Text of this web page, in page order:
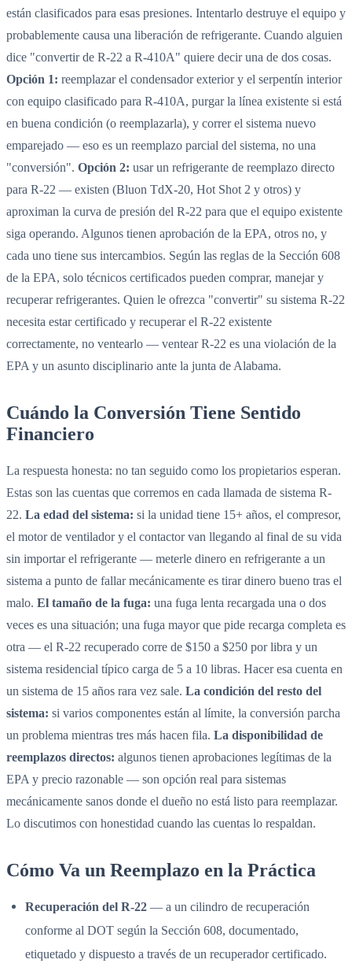
están clasificados para esas presiones. Intentarlo destruye el equipo y
probablemente causa una liberación de refrigerante. Cuando alguien
dice "convertir de R-22 a R-410A" quiere decir una de dos cosas.
Opción 1: reemplazar el condensador exterior y el serpentín interior
con equipo clasificado para R-410A, purgar la línea existente si está
en buena condición (o reemplazarla), y correr el sistema nuevo
emparejado — eso es un reemplazo parcial del sistema, no una
"conversión". Opción 2: usar un refrigerante de reemplazo directo
para R-22 — existen (Bluon TdX-20, Hot Shot 2 y otros) y
aproximan la curva de presión del R-22 para que el equipo existente
siga operando. Algunos tienen aprobación de la EPA, otros no, y
cada uno tiene sus intercambios. Según las reglas de la Sección 608
de la EPA, solo técnicos certificados pueden comprar, manejar y
recuperar refrigerantes. Quien le ofrezca "convertir" su sistema R-22
necesita estar certificado y recuperar el R-22 existente
correctamente, no ventearlo — ventear R-22 es una violación de la
EPA y un asunto disciplinario ante la junta de Alabama.
Cuándo la Conversión Tiene Sentido
Financiero
La respuesta honesta: no tan seguido como los propietarios esperan.
Estas son las cuentas que corremos en cada llamada de sistema R-
22. La edad del sistema: si la unidad tiene 15+ años, el compresor,
el motor de ventilador y el contactor van llegando al final de su vida
sin importar el refrigerante — meterle dinero en refrigerante a un
sistema a punto de fallar mecánicamente es tirar dinero bueno tras el
malo. El tamaño de la fuga: una fuga lenta recargada una o dos
veces es una situación; una fuga mayor que pide recarga completa es
otra — el R-22 recuperado corre de $150 a $250 por libra y un
sistema residencial típico carga de 5 a 10 libras. Hacer esa cuenta en
un sistema de 15 años rara vez sale. La condición del resto del
sistema: si varios componentes están al límite, la conversión parcha
un problema mientras tres más hacen fila. La disponibilidad de
reemplazos directos: algunos tienen aprobaciones legítimas de la
EPA y precio razonable — son opción real para sistemas
mecánicamente sanos donde el dueño no está listo para reemplazar.
Lo discutimos con honestidad cuando las cuentas lo respaldan.
Cómo Va un Reemplazo en la Práctica
Recuperación del R-22 — a un cilindro de recuperación
conforme al DOT según la Sección 608, documentado,
etiquetado y dispuesto a través de un recuperador certificado.